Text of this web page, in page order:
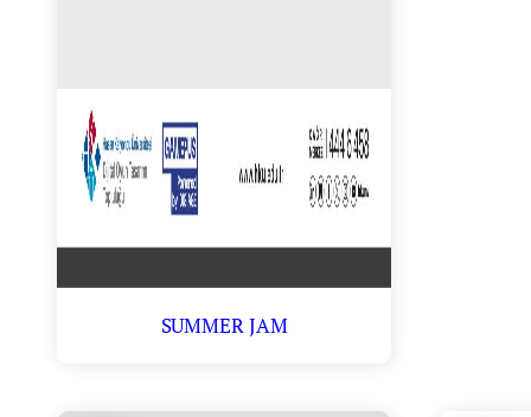
SUMMER JAM